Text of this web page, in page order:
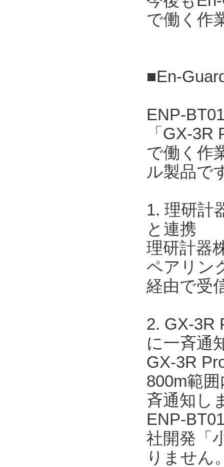
で働く作
■En-
ENP-
「GX-
で働く作
ル製品で
1. 理研計
と連携
理研計器
ペアリン
経由で受
2. GX-3R
に一斉通
GX-3R
800m範
斉通知し
ENP-
社開発「
りません